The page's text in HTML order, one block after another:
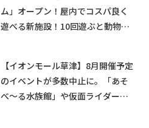
ム」オープン！屋内でコスパ良く
遊べる新施設！10回遊ぶと動物触
【イオンモール草津】8月開催予定
のイベントが多数中止に。「あそ
べ〜る水族館」や仮面ライダーシ